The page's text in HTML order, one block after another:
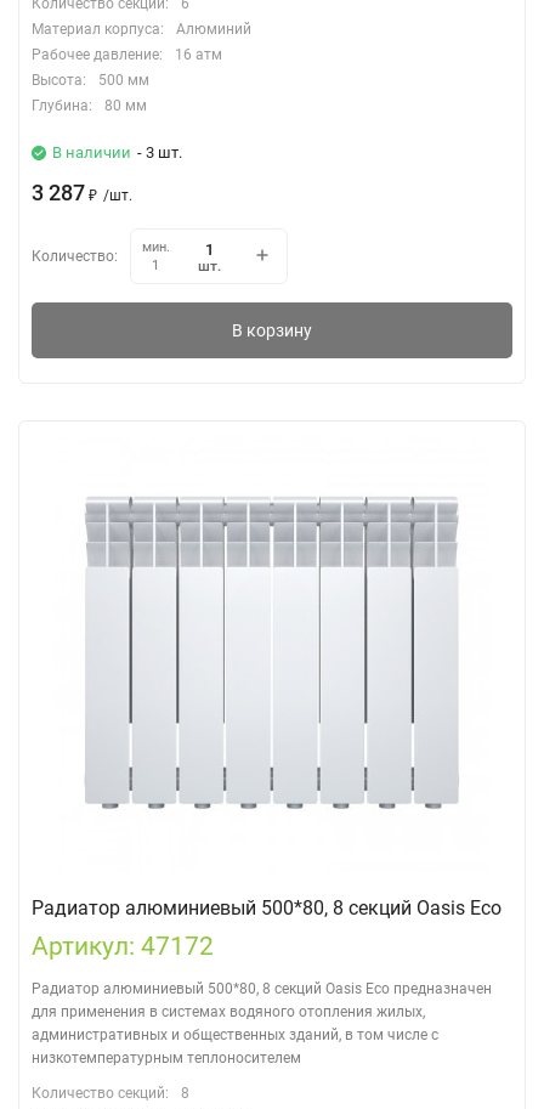
Количество секций:
6
Материал корпуса:
Алюминий
Рабочее давление:
16 атм
Высота:
500 мм
Глубина:
80 мм
В наличии - 3 шт.
3 287 ₽ /шт.
Количество:
мин.
1
шт.
В корзину
Радиатор алюминиевый 500*80, 8 секций Oasis Eco
Артикул: 47172
Радиатор алюминиевый 500*80, 8 секций Oasis Eco предназначен
для применения в системах водяного отопления жилых,
административных и общественных зданий, в том числе с
низкотемпературным теплоносителем
Количество секций:
8